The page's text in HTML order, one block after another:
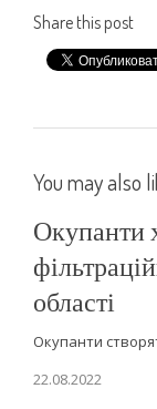
Share this post
You may also
Окупанти
області
Окупанти
22.08.2022